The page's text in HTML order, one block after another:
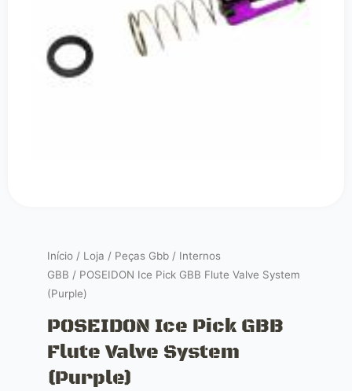
Início / Loja / Peças Gbb / Internos
GBB / POSEIDON Ice Pick GBB Flute Valve System
(Purple)
POSEIDON Ice Pick GBB
Flute Valve System
(Purple)